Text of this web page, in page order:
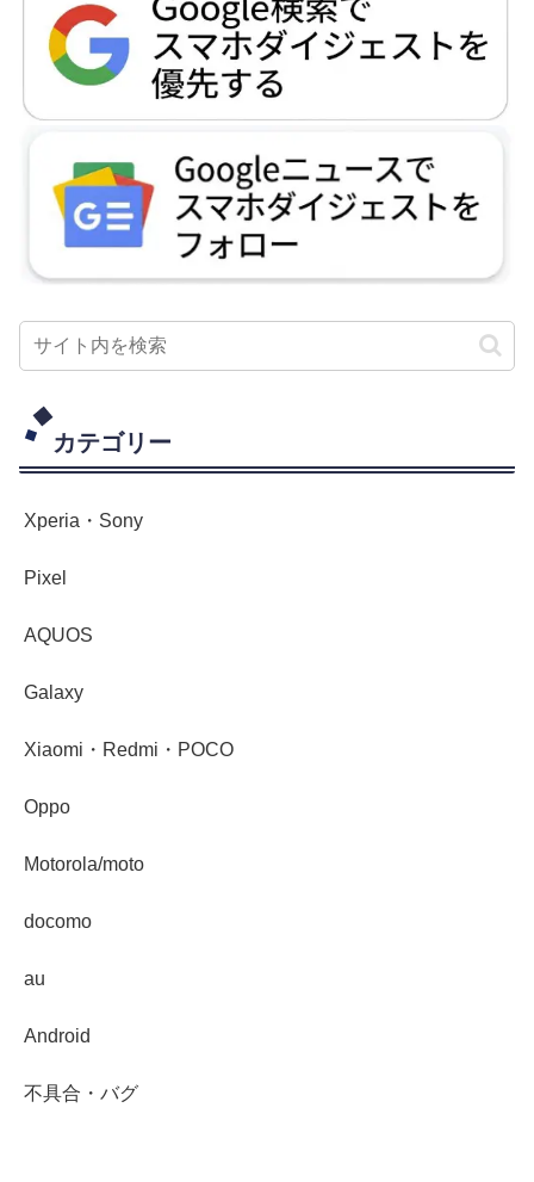
カテゴリー
Xperia・Sony
Pixel
AQUOS
Galaxy
Xiaomi・Redmi・POCO
Oppo
Motorola/moto
docomo
au
Android
不具合・バグ